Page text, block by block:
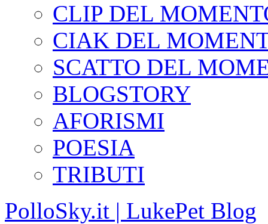
CLIP DEL
CIAK DEL
SCATTO DEL
BLOGSTORY
AFORISMI
POESIA
TRIBUTI
PolloSky.it | LukePet Blog